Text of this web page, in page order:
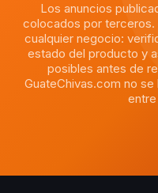
Los anuncios
colocados por terceros.
cualquier negocio:
estado del producto y
posibles antes de
GuateChivas.com no